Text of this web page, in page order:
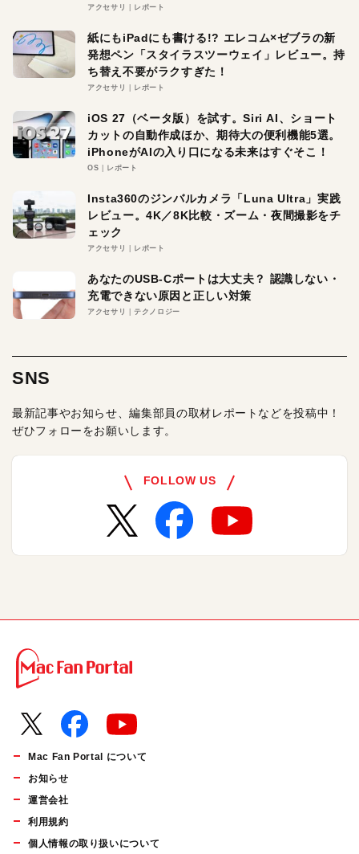
アクセサリ レポート
紙にもiPadにも書ける!? エレコム×ゼブラの新
発想ペン「スタイラスツーウェイ」レビュー。持
ち替え不要がラクすぎた！
アクセサリ レポート
iOS 27（ベータ版）を試す。Siri AI、ショート
カットの自動作成ほか、期待大の便利機能5選。
iPhoneがAIの入り口になる未来はすぐそこ！
OS レポート
Insta360のジンバルカメラ「Luna Ultra」実践
レビュー。4K／8K比較・ズーム・夜間撮影をチ
ェック
アクセサリ レポート
あなたのUSB-Cポートは大丈夫？ 認識しない・
充電できない原因と正しい対策
アクセサリ テクノロジー
SNS
最新記事やお知らせ、編集部員の取材レポートなどを投稿中！
ぜひフォローをお願いします。
FOLLOW US
Mac Fan Portal について
お知らせ
運営会社
利用規約
個人情報の取り扱いについて